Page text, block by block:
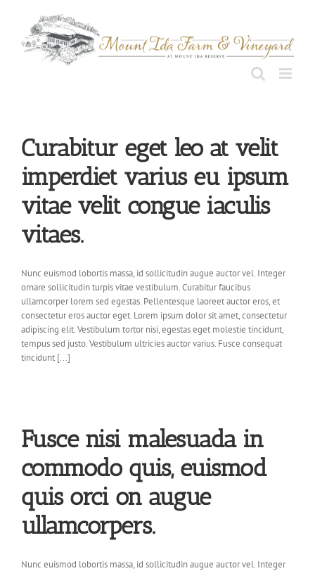
Curabitur eget leo at velit
imperdiet varius eu ipsum
vitae velit congue iaculis
vitaes.
Nunc euismod lobortis massa, id sollicitudin augue auctor vel. Integer
ornare sollicitudin turpis vitae vestibulum. Curabitur faucibus
ullamcorper lorem sed egestas. Pellentesque laoreet auctor eros, et
consectetur eros auctor eget. Lorem ipsum dolor sit amet, consectetur
adipiscing elit. Vestibulum tortor nisi, egestas eget molestie tincidunt,
tempus sed justo. Vestibulum ultricies auctor varius. Fusce consequat
tincidunt [...]
Fusce nisi malesuada in
commodo quis, euismod
quis orci on augue
ullamcorpers.
Nunc euismod lobortis massa, id sollicitudin augue auctor vel. Integer